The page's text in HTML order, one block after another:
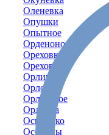
Оленевка
Опушки
Опытное
Орденоносное
Ореховка
Орехово
Орлиное
Орловка
Орловское
Орлянка
Осипенко
Осовины